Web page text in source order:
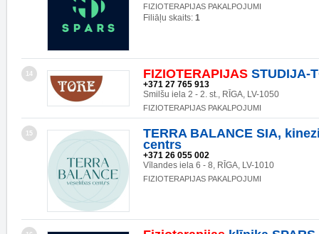
FIZIOTERAPIJAS PAKALPOJUMI
Filiāļu skaits: 1
14 FIZIOTERAPIJAS STUDIJA-
+371 27 765 913
Smilšu iela 2 - 2. st., RĪGA, LV-1050
FIZIOTERAPIJAS PAKALPOJUMI
15
TERRA BALANCE SIA,
centrs
+371 26 055 002
Vīlandes iela 6 - 8, RĪGA, LV-1010
FIZIOTERAPIJAS PAKALPOJUMI